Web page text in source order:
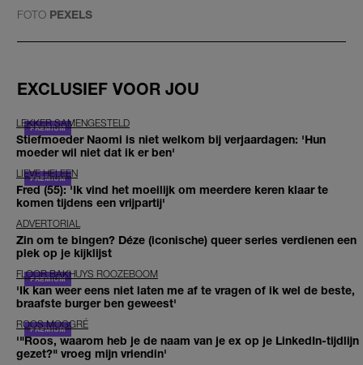
FOTO PEXELS
EXCLUSIEF VOOR JOU
LEKKER SAMENGESTELD
Stiefmoeder Naomi is niet welkom bij verjaardagen: 'Hun
moeder wil niet dat ik er ben'
LIEVE HELEEN
Fred (55): 'Ik vind het moeilijk om meerdere keren klaar te
komen tijdens een vrijpartij'
ADVERTORIAL
Zin om te bingen? Déze (iconische) queer series verdienen een
plek op je kijklijst
FLOOR BAKHUYS ROOZEBOOM
'Ik kan weer eens niet laten me af te vragen of ik wel de beste,
braafste burger ben geweest'
ROOS MOGGRÉ
'"Roos, waarom heb je de naam van je ex op je LinkedIn-tijdlijn
gezet?" vroeg mijn vriendin'